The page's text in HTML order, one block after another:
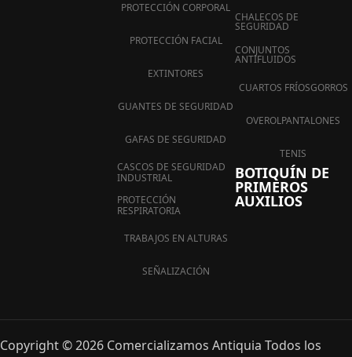
PROTECCIÓN CORPORAL
PROTECCIÓN FACIAL
EXTINTORES
GUANTES DE SEGURIDAD
GAFAS DE SEGURIDAD
CASCOS DE SEGURIDAD
INDUSTRIAL
PROTECCIÓN
RESPIRATORIA
TRABAJOS EN ALTURAS
SEÑALIZACIÓN
CHALECOS DE
SEGURIDAD
CONJUNTOS
ANTIFLUIDOS
CUARTOS FRÍOSGORROS
OVEROLPANTALONES
TENIS
BOTIQUÍN DE
PRIMEROS
AUXILIOS
Copyright © 2026 Comercializamos Antiquia Todos los